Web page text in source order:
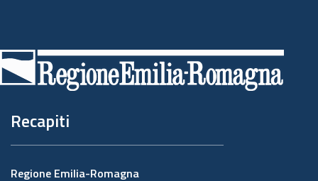
di
pagina
Recapiti
Regione Emilia-Romagna